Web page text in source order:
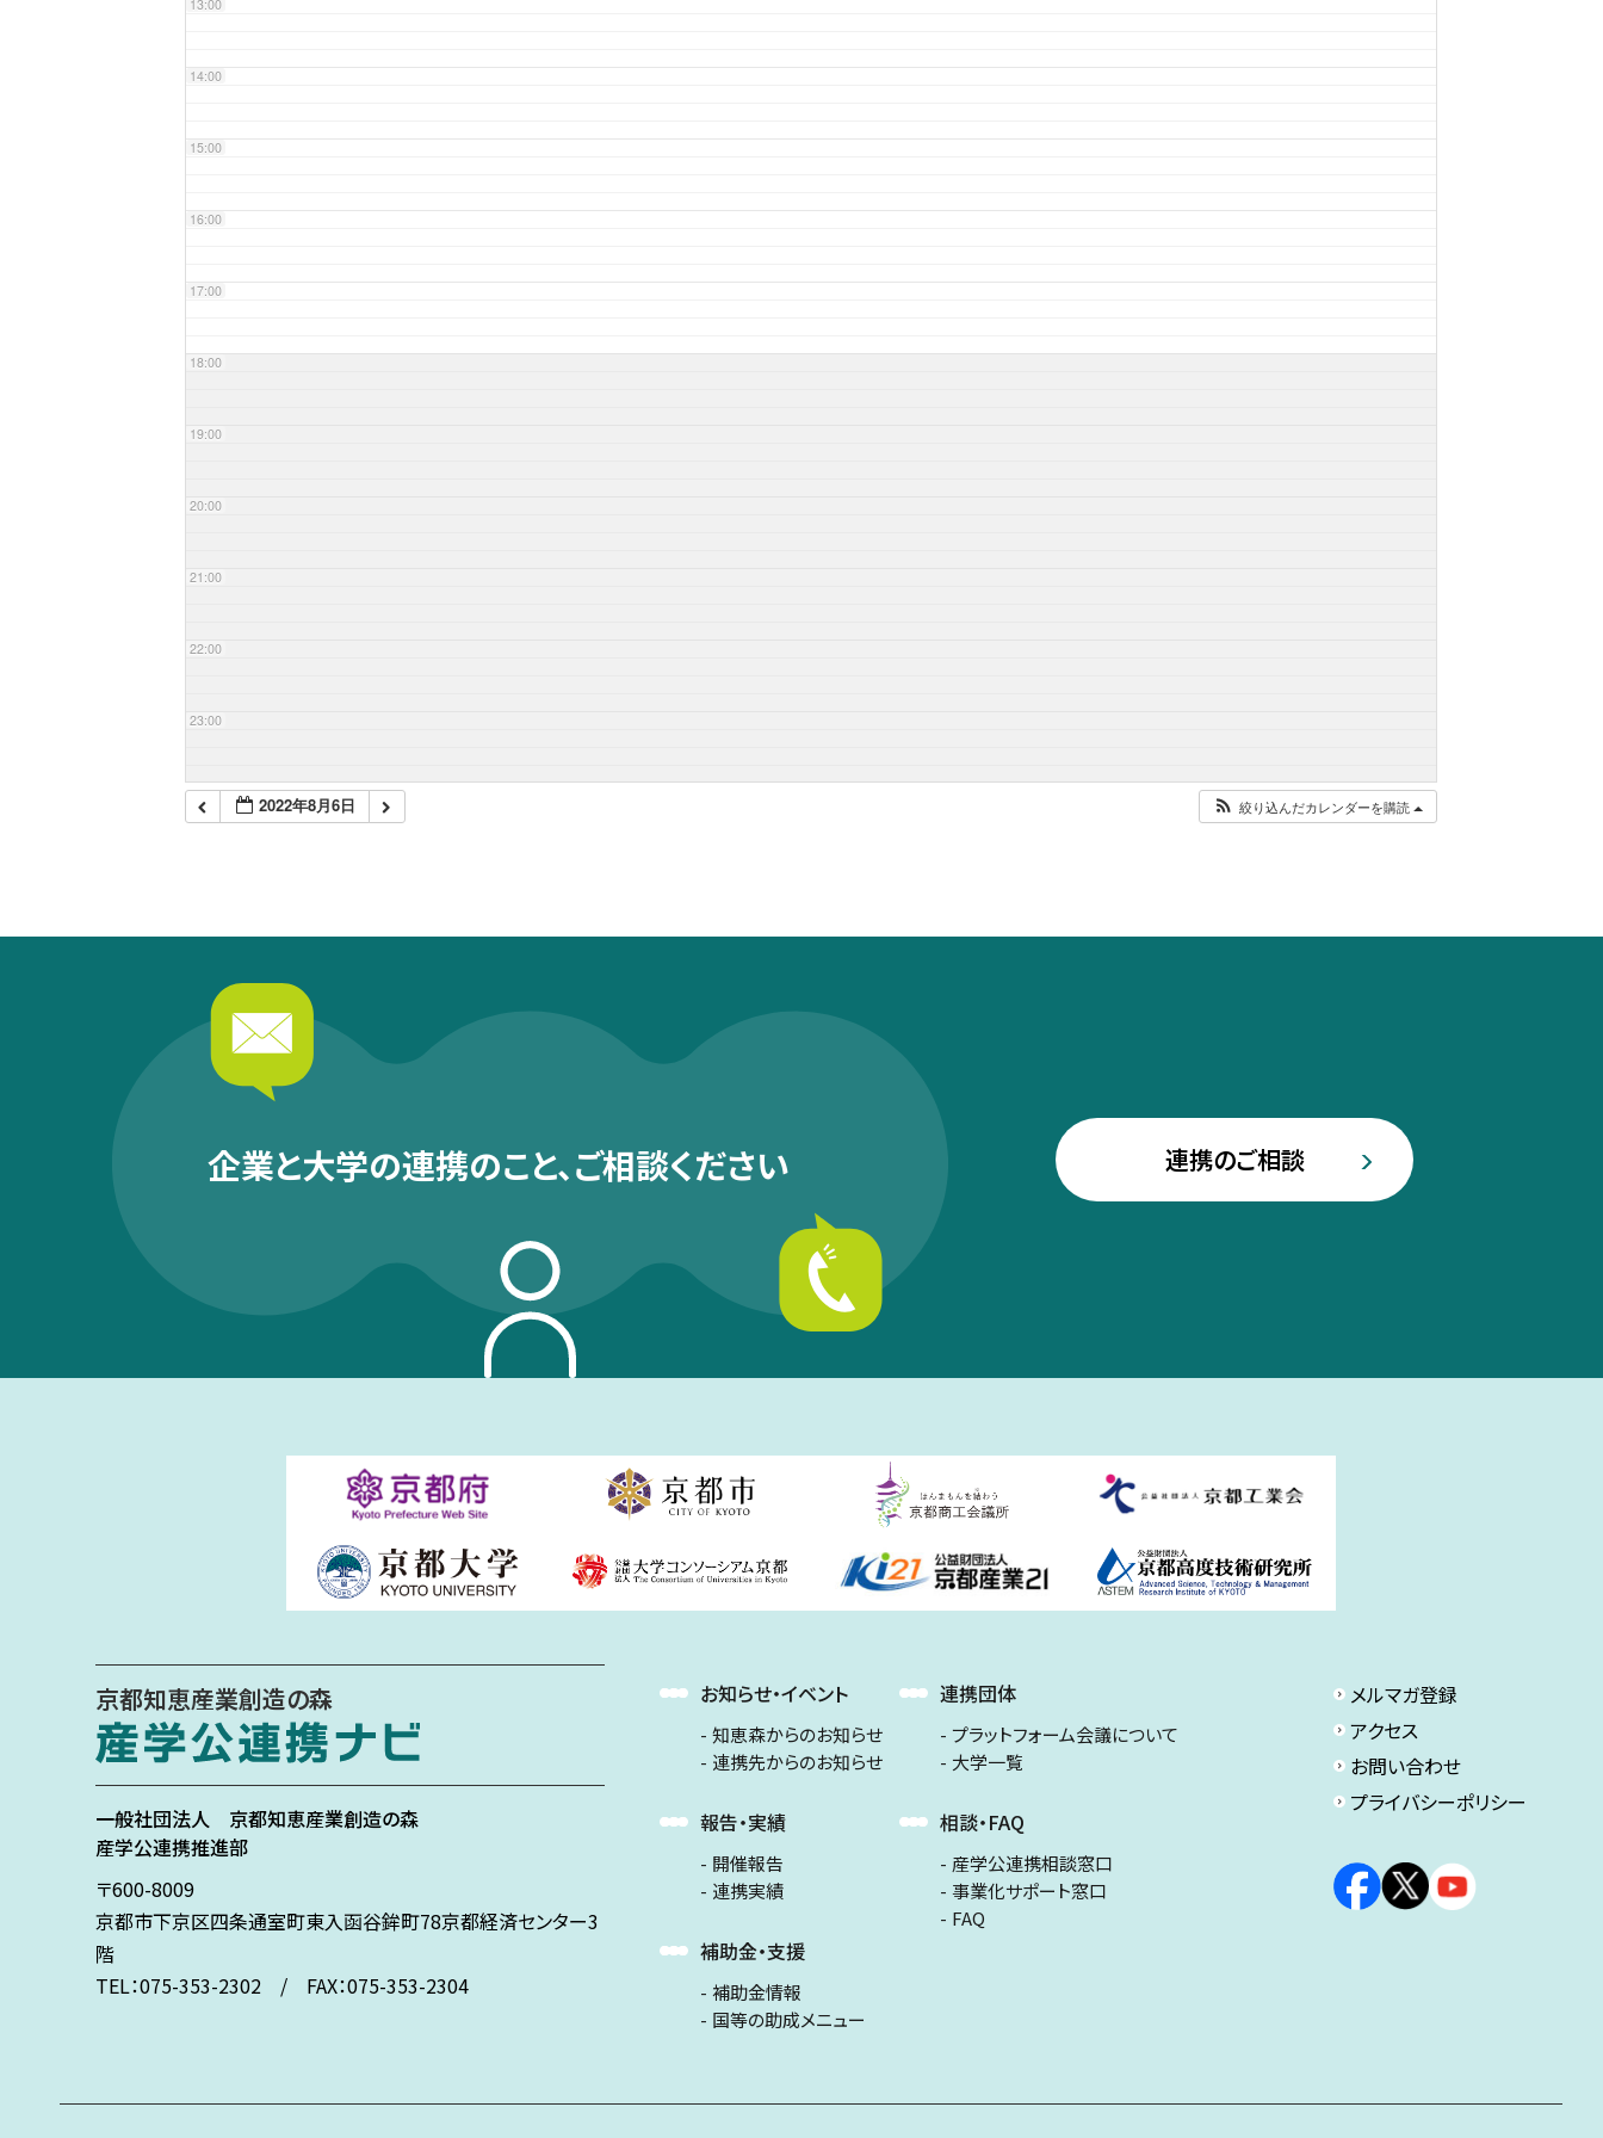
13:00
14:00
15:00
16:00
17:00
18:00
19:00
20:00
21:00
22:00
23:00
2022年8月6日 絞り込んだカレンダーを購読
企業と大学の連携のこと、ご相談ください 連携のご相談
京都知恵産業創造の森
一般社団法人 京都知恵産業創造の森
産学公連携推進部
〒600-8009
京都市下京区四条通室町東入函谷鉾町78京都経済センター3
階
TEL：075-353-2302 / FAX：075-353-2304
お知らせ・イベント
知恵森からのお知らせ
連携先からのお知らせ
報告・実績
開催報告
連携実績
補助金・支援
補助金情報
国等の助成メニュー
連携団体
プラットフォーム会議について
大学一覧
相談・FAQ
産学公連携相談窓口
事業化サポート窓口
FAQ
メルマガ登録
アクセス
お問い合わせ
プライバシーポリシー